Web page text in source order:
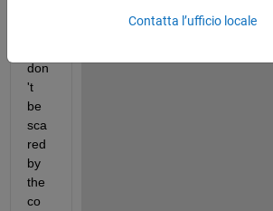
don
't
be
sca
red
by
the
co
Contatta l’ufficio locale